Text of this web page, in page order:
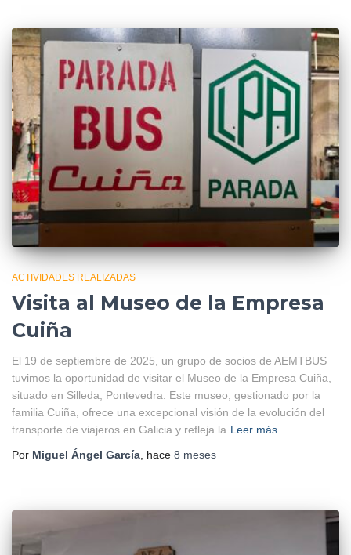
ACTIVIDADES REALIZADAS
Visita al Museo de la Empresa
Cuiña
El 19 de septiembre de 2025, un grupo de socios de AEMTBUS
tuvimos la oportunidad de visitar el Museo de la Empresa Cuiña,
situado en Silleda, Pontevedra. Este museo, gestionado por la
familia Cuiña, ofrece una excepcional visión de la evolución del
transporte de viajeros en Galicia y refleja la Leer más
Por Miguel Ángel García , hace 8 meses